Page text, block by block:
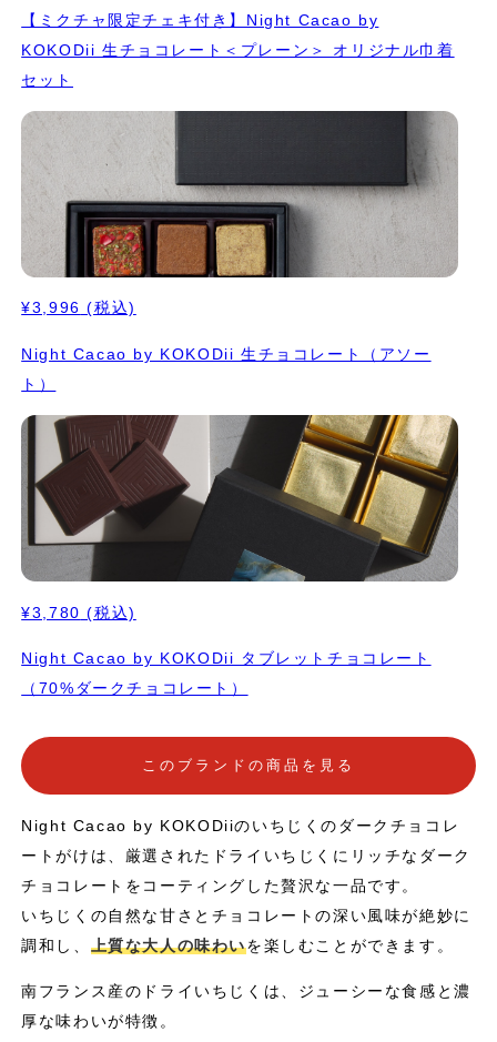
【ミクチャ限定チェキ付き】Night Cacao by
KOKODii 生チョコレート＜プレーン＞ オリジナル巾着
セット
¥3,996 (税込)
Night Cacao by KOKODii 生チョコレート（アソー
ト）
¥3,780 (税込)
Night Cacao by KOKODii タブレットチョコレート
（70%ダークチョコレート）
このブランドの商品を見る
Night Cacao by KOKODiiのいちじくのダークチョコレ
ートがけは、厳選されたドライいちじくにリッチなダーク
チョコレートをコーティングした贅沢な一品です。
いちじくの自然な甘さとチョコレートの深い風味が絶妙に
調和し、 上質な大人の味わいを楽しむことができます。
南フランス産のドライいちじくは、ジューシーな食感と濃
厚な味わいが特徴。